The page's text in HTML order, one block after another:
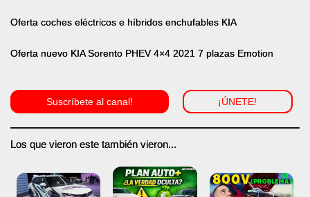
Oferta coches eléctricos e híbridos enchufables KIA
Oferta nuevo KIA Sorento PHEV 4×4 2021 7 plazas Emotion
Suscríbete al canal! ¡ÚNETE!
Los que vieron este también vieron...